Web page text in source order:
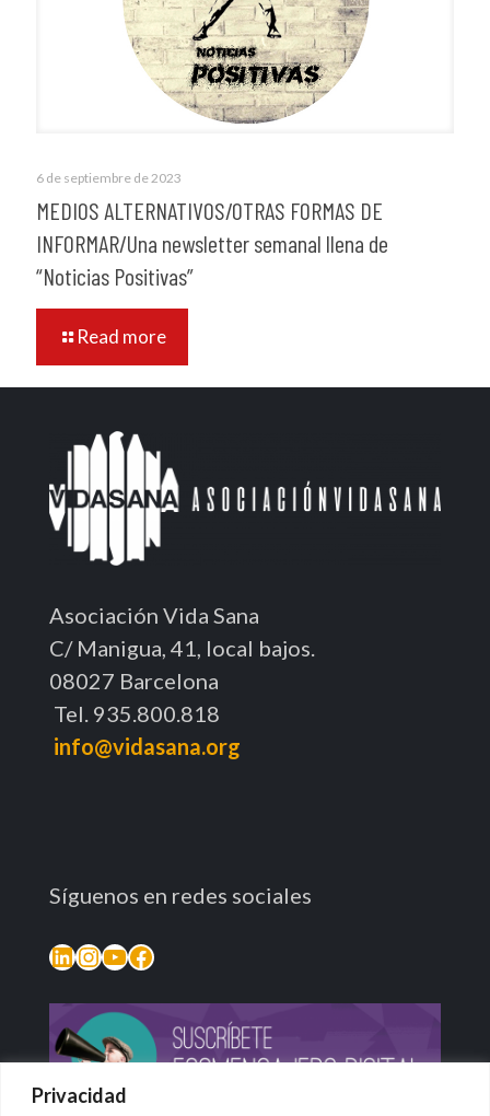
Privacidad
6 de septiembre de 2023
MEDIOS ALTERNATIVOS/OTRAS FORMAS DE
INFORMAR/Una newsletter semanal llena de
“Noticias Positivas”
Read more
Asociación Vida Sana
C/ Manigua, 41, local bajos.
08027 Barcelona
Tel. 935.800.818
info@vidasana.org
Síguenos en redes sociales
LinkedIn
Instagram
YouTube
Facebook